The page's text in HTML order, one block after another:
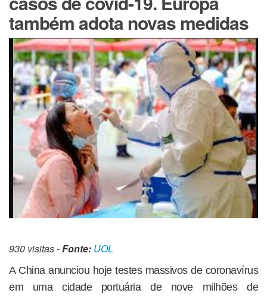
também adota novas medidas
930 visitas -Fonte: UOL
A China anunciou hoje testes massivos de coronavírus
em uma cidade portuária de nove milhões de